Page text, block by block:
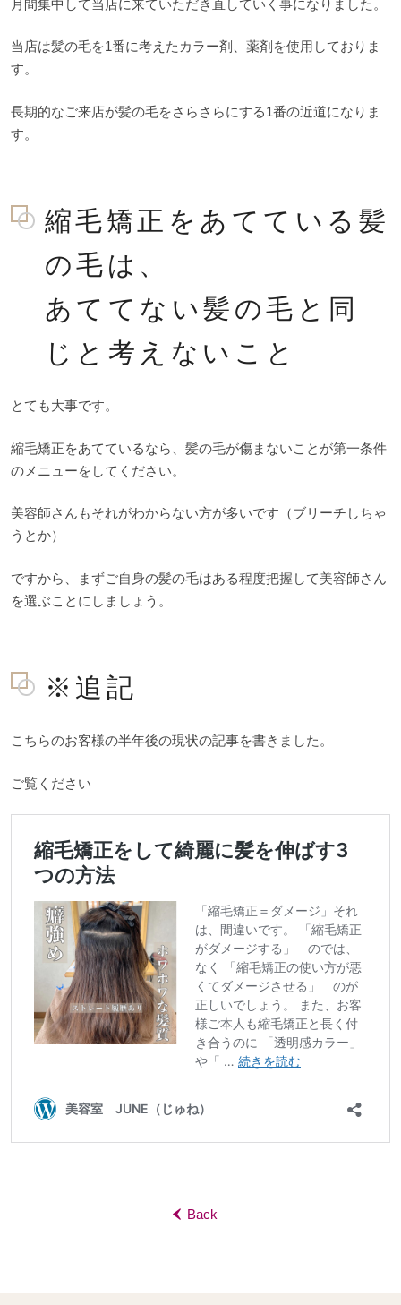
月間集中して当店に来ていただき直していく事になりました。
当店は髪の毛を1番に考えたカラー剤、薬剤を使用しておりま
す。
長期的なご来店が髪の毛をさらさらにする1番の近道になりま
す。
縮毛矯正をあてている髪
の毛は、
あててない髪の毛と同
じと考えないこと
とても大事です。
縮毛矯正をあてているなら、髪の毛が傷まないことが第一条件
のメニューをしてください。
美容師さんもそれがわからない方が多いです（ブリーチしちゃ
うとか）
ですから、まずご自身の髪の毛はある程度把握して美容師さん
を選ぶことにしましょう。
※追記
こちらのお客様の半年後の現状の記事を書きました。
ご覧ください
‹ Back